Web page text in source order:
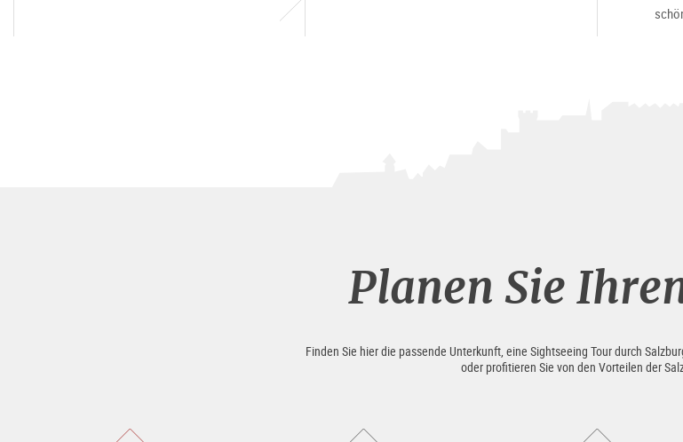
Planen Sie
Finden Sie hier die passende Unterkunft, eine Sightseeing Tour durch
oder profitieren Sie von den Vorteilen der